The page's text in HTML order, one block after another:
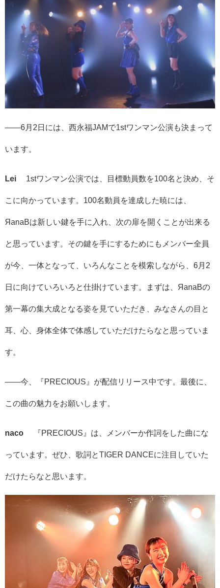
――6月2日には、西永福JAMで1stワンマン公演も決まって
います。
Lei 1stワンマン公演では、目標動員数を100名と決め、そ
こに向かっています。100名動員を達成した暁には、
ЯanaBは新しい鍵を手に入れ、次の扉を開くことが出来る
と思っています。その鍵を手にするためにもメンバー全員
が今、一体となって、いろんなことを模索しながら、6月2
日に向けていろいろと仕掛けています。まずは、ЯanaBの
第一幕の集大成となる姿を見ていただき、みなさんの目と
耳、心、身体全体で体感していただけたらなと思っていま
す。
――今、『PRECIOUS』が配信リリース中です。最後に、
この曲の魅力をお願いします。
naco 『PRECIOUS』は、メンバーか作詞をした曲にな
っています。ぜひ、歌詞とTIGER DANCEに注目していた
だけたらなと思います。